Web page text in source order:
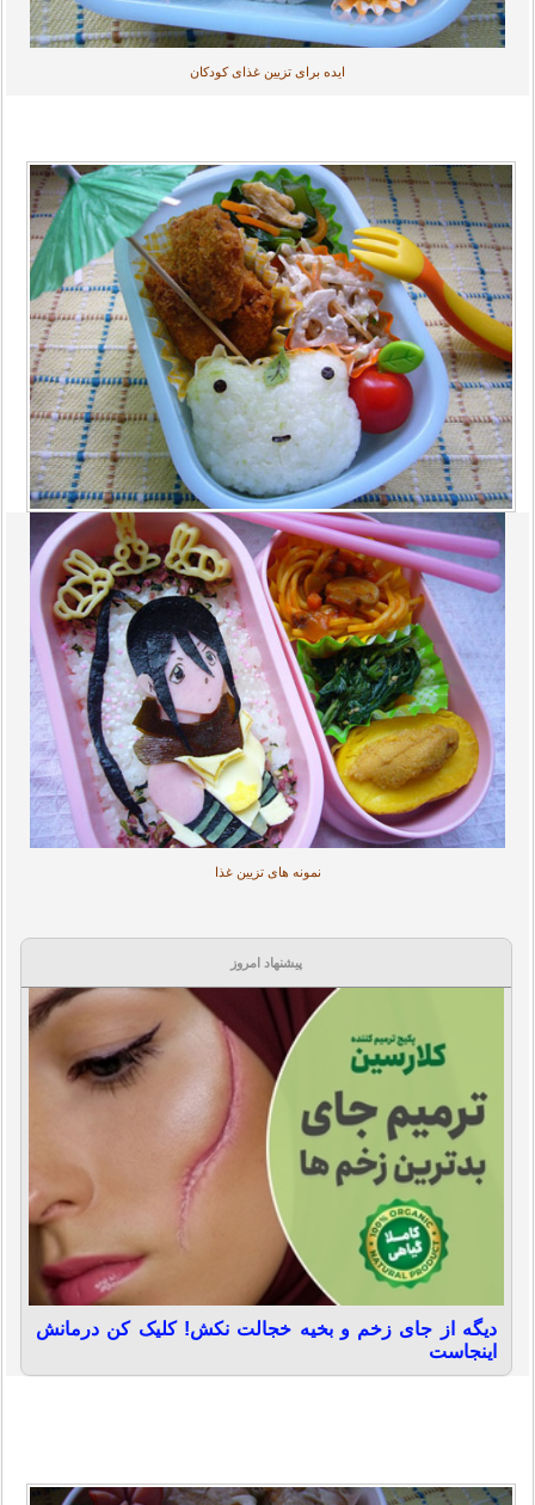
ایده برای تزیین غذای کودکان
نمونه های تزیین غذا
پیشنهاد امروز
دیگه از جای زخم و بخیه خجالت نکش! کلیک کن درمانش
اینجاست